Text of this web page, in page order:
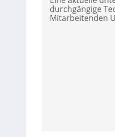
durchgängige
Mitarbeitenden